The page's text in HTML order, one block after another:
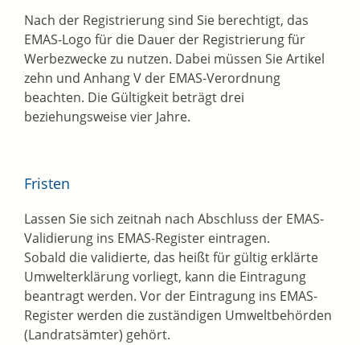
Nach der Registrierung sind Sie berechtigt, das
EMAS-Logo für die Dauer der Registrierung für
Werbezwecke zu nutzen. Dabei müssen Sie Artikel
zehn und Anhang V der EMAS-Verordnung
beachten. Die Gültigkeit beträgt drei
beziehungsweise vier Jahre.
Fristen
Lassen Sie sich zeitnah nach Abschluss der EMAS-
Validierung ins EMAS-Register eintragen.
Sobald die validierte, das heißt für gültig erklärte
Umwelterklärung vorliegt, kann die Eintragung
beantragt werden. Vor der Eintragung ins EMAS-
Register werden die zuständigen Umweltbehörden
(Landratsämter) gehört.